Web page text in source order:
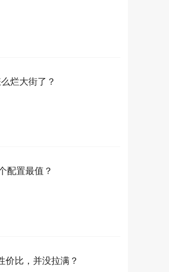
烂大街了？
配置最值？
价比，并没拉满？